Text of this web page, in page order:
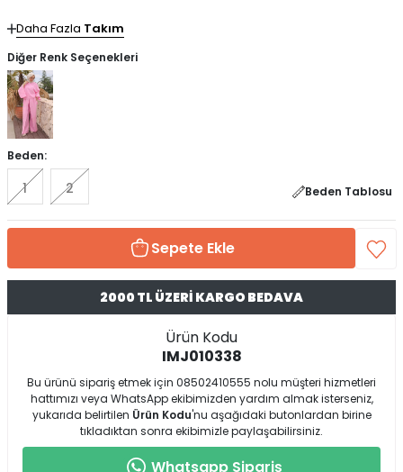
Daha Fazla Takım
Diğer Renk Seçenekleri
Beden:
1 2 Beden Tablosu
Sepete Ekle
2000 TL ÜZERİ KARGO BEDAVA
Ürün Kodu
IMJ010338
Bu ürünü sipariş etmek için 08502410555 nolu müşteri hizmetleri
hattımızı veya WhatsApp ekibimizden yardım almak isterseniz,
yukarıda belirtilen Ürün Kodu'nu aşağıdaki butonlardan birine
tıkladıktan sonra ekibimizle paylaşabilirsiniz.
Whatsapp Sipariş